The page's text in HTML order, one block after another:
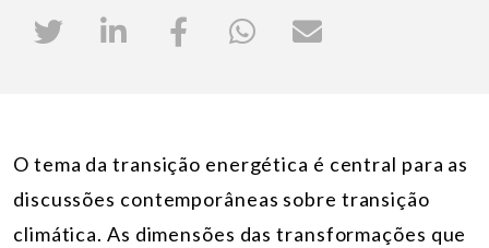
O tema da transição energética é central para as
discussões contemporâneas sobre transição
climática. As dimensões das transformações que